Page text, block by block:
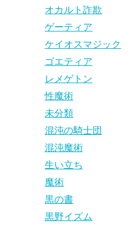
オカルト詐欺
ゲーティア
ケイオスマジック
ゴエティア
レメゲトン
性魔術
未分類
混沌の騎士団
混沌魔術
生い立ち
魔術
黒の書
黒野イズム